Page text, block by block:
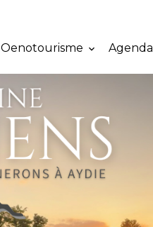
Oenotourisme Agenda